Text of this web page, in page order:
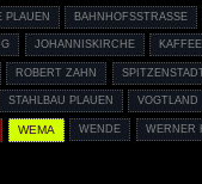
PLAUEN BAHNHOFSSTRASSE
JOHANNISKIRCHE
ROBERT ZAHN
STAHLBAU PLAUEN VOGTLAND
WEMA WENDE WERNER